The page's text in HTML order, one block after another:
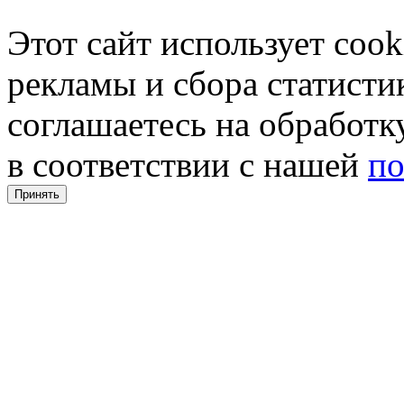
Этот сайт использует
рекламы и сбора
соглашаетесь на
в соответствии с нашей
Принять